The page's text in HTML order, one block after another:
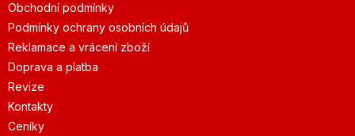
Obchodní podmínky
Podmínky ochrany osobních údajů
Reklamace a vrácení zboží
Doprava a platba
Revize
Kontakty
Ceníky